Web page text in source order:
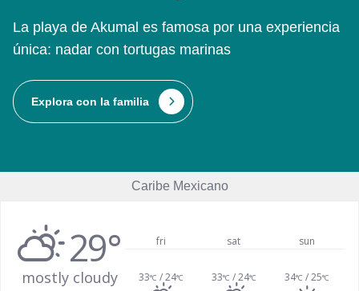
La playa de Akumal es famosa por una experiencia
única: nadar con tortugas marinas
Explora con la familia
Caribe Mexicano
29°
mostly cloudy
fri sat sun
33°C / 24°C 33°C / 24°C 34°C / 25°C